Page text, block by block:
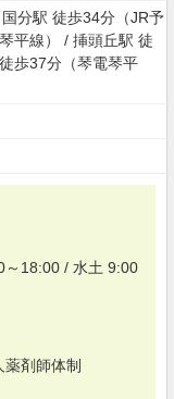
分駅 徒歩34分（JR予
平線） / 挿頭丘駅 徒
歩37分（琴電琴平
～18:00 / 水土 9:00
薬剤師体制